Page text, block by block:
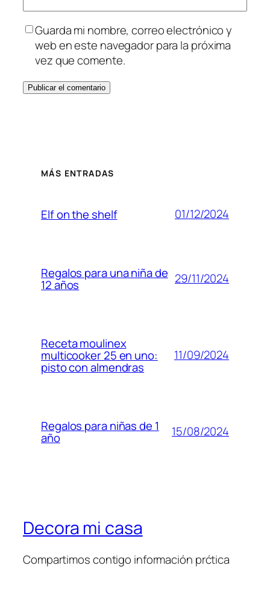
Guarda mi nombre, correo electrónico y
web en este navegador para la próxima
vez que comente.
MÁS ENTRADAS
Elf on the shelf 01/12/2024
Regalos para una niña de
12 años 29/11/2024
Receta moulinex
multicooker 25 en uno:
pisto con almendras
11/09/2024
Regalos para niñas de 1
año 15/08/2024
Decora mi casa
Compartimos contigo información prćtica